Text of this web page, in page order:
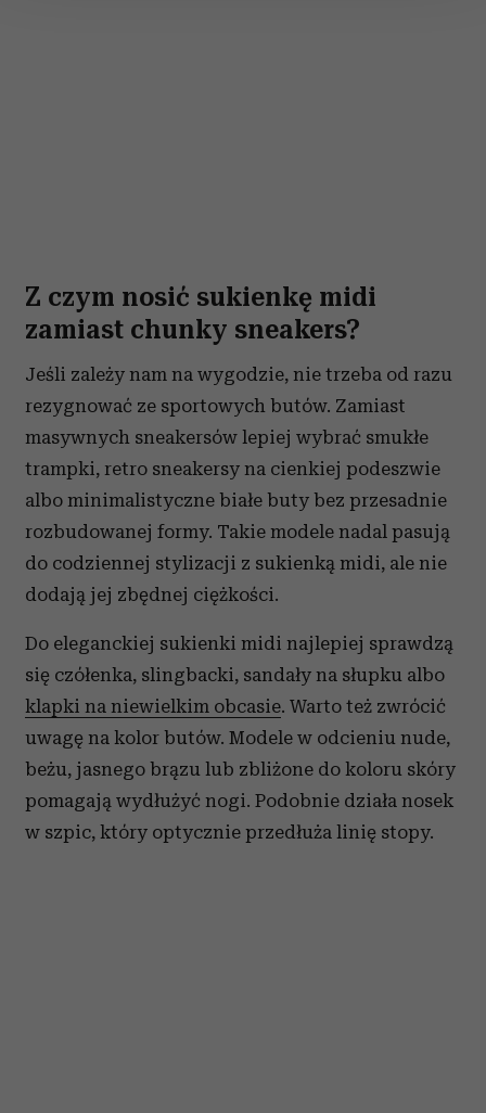
Z czym nosić sukienkę midi
zamiast chunky sneakers?
Jeśli zależy nam na wygodzie, nie trzeba od razu
rezygnować ze sportowych butów. Zamiast
masywnych sneakersów lepiej wybrać smukłe
trampki, retro sneakersy na cienkiej podeszwie
albo minimalistyczne białe buty bez przesadnie
rozbudowanej formy. Takie modele nadal pasują
do codziennej stylizacji z sukienką midi, ale nie
dodają jej zbędnej ciężkości.
Do eleganckiej sukienki midi najlepiej sprawdzą
się czółenka, slingbacki, sandały na słupku albo
klapki na niewielkim obcasie. Warto też zwrócić
uwagę na kolor butów. Modele w odcieniu nude,
beżu, jasnego brązu lub zbliżone do koloru skóry
pomagają wydłużyć nogi. Podobnie działa nosek
w szpic, który optycznie przedłuża linię stopy.